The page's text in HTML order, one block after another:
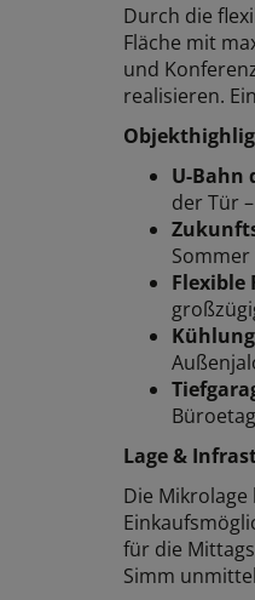
Durch die
Fläche mit
und
realisieren.
U-Bahn
der Tür
Flexible
Lage &
Die
für die
Simm